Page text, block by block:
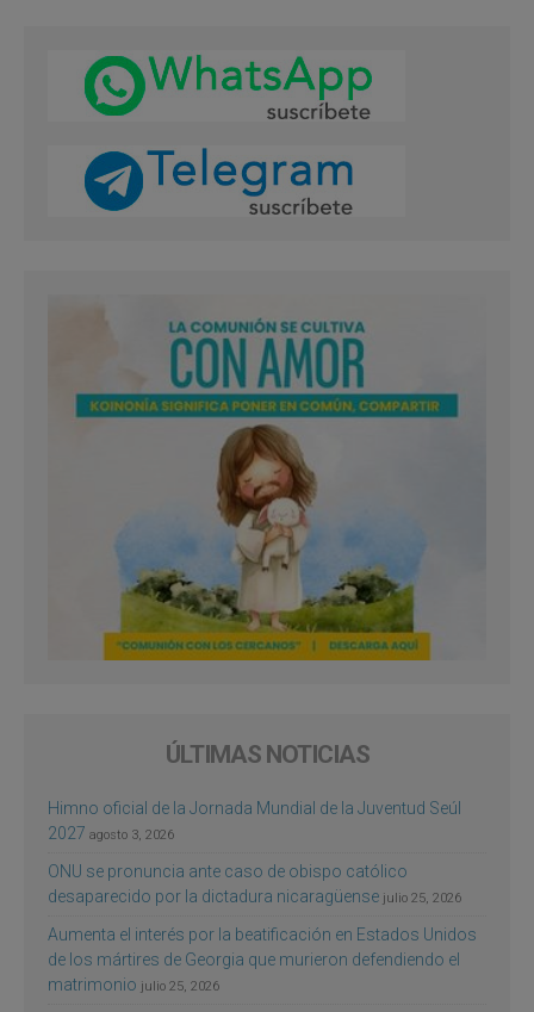
ÚLTIMAS NOTICIAS
Himno oficial de la Jornada Mundial de la Juventud Seúl
2027 agosto 3, 2026
ONU se pronuncia ante caso de obispo católico
desaparecido por la dictadura nicaragüense julio 25, 2026
Aumenta el interés por la beatificación en Estados Unidos
de los mártires de Georgia que murieron defendiendo el
matrimonio julio 25, 2026